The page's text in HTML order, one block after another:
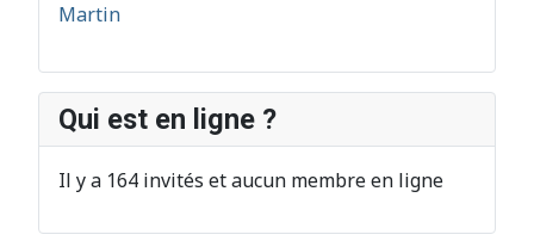
Martin
Qui est en ligne ?
Il y a 164 invités et aucun membre en ligne